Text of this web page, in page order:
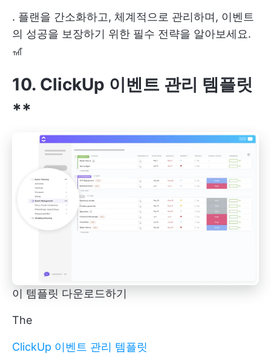
. 플랜을 간소화하고, 체계적으로 관리하며, 이벤트
의 성공을 보장하기 위한 필수 전략을 알아보세요.
🎢
10. ClickUp 이벤트 관리 템플릿
**
이 템플릿 다운로드하기
The
ClickUp 이벤트 관리 템플릿